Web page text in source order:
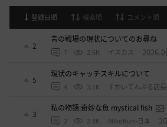
登録日順 検索順 コメント順
2
青の戦場の現状についてのお尋ね
7 2.6K イスカス
5
現状のキャッチスキルについて
4 3.1K すかいてんぷる店
3
私の物語:奇妙な魚 mystical fish
2 2.8K MikoKun-日本